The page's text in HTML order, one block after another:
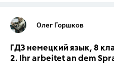
Олег Горшков
ГДЗ немецкий язык, 8
2. Ihr arbeitet an dem